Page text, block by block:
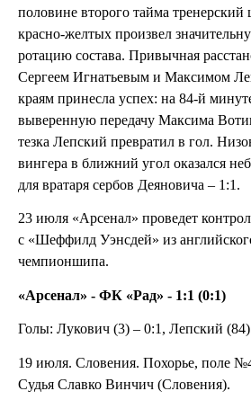
половине второго тайма тренерский
красно-желтых произвел
ротацию состава. Привычная
Сергеем Игнатьевым и Максимом
краям принесла успех: на 84-й
выверенную передачу Максима
тезка Лепский превратил в гол.
вингера в ближний угол оказался
для вратаря сербов Деяновича – 1:1.
23 июля «Арсенал» проведет
с «Шеффилд Уэнсдей» из
чемпионшипа.
«Арсенал» - ФК «Рад» - 1:1 (0:1)
Голы: Лукович (3) – 0:1, Лепский
19 июля. Словения. Похорье, поле
Судья Славко Винчич (Словения).